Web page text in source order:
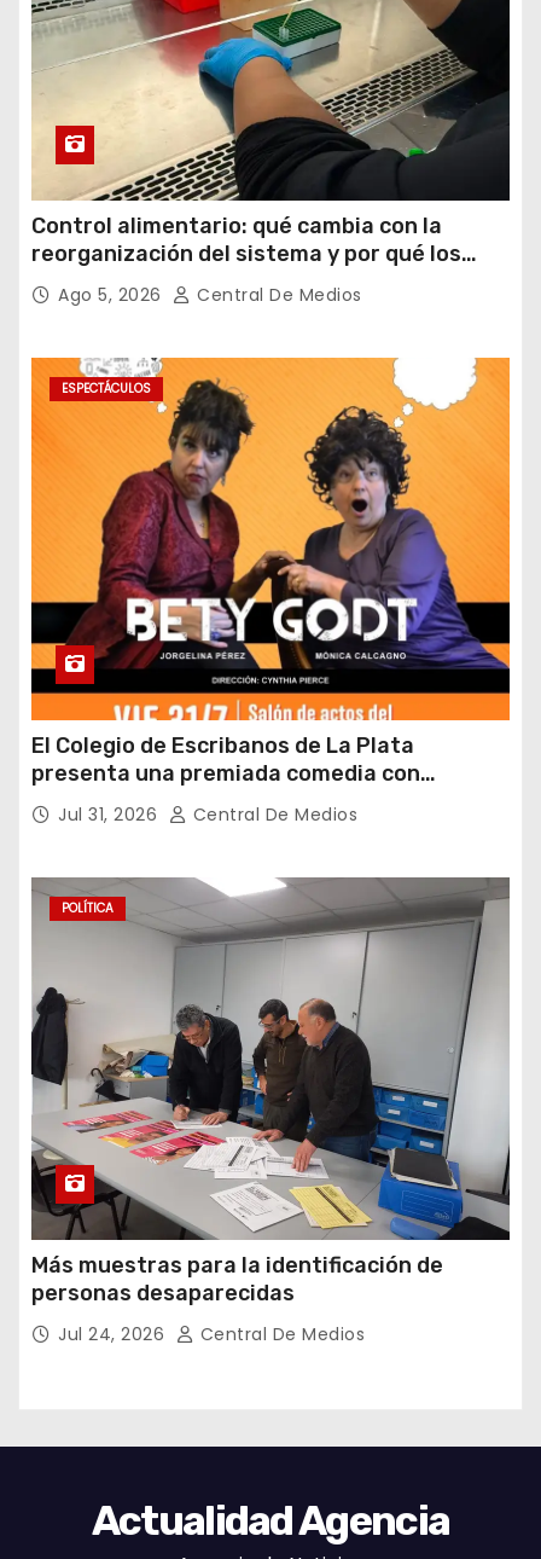
Control alimentario: qué cambia con la
reorganización del sistema y por qué los
laboratorios serán clave para garantizar la
inocuidad
Ago 5, 2026 Central De Medios
ESPECTÁCULOS
El Colegio de Escribanos de La Plata
presenta una premiada comedia con
entrada gratuita y fin solidario
Jul 31, 2026 Central De Medios
POLÍTICA
Más muestras para la identificación de
personas desaparecidas
Jul 24, 2026 Central De Medios
Actualidad Agencia